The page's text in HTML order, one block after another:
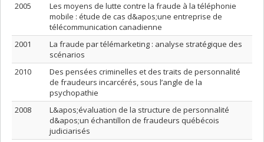
2005
Les moyens de lutte contre la fraude à la téléphonie
mobile : étude de cas d&apos;une entreprise de
télécommunication canadienne
2001
La fraude par télémarketing : analyse stratégique des
scénarios
2010
Des pensées criminelles et des traits de personnalité
de fraudeurs incarcérés, sous l’angle de la
psychopathie
2008
L&apos;évaluation de la structure de personnalité
d&apos;un échantillon de fraudeurs québécois
judiciarisés